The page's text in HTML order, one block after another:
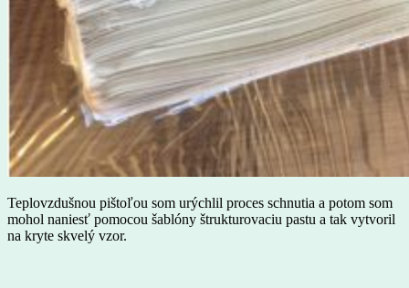
Teplovzdušnou pištoľou som urýchlil proces schnutia a potom som
mohol naniesť pomocou šablóny štrukturovaciu pastu a tak vytvoril
na kryte skvelý vzor.